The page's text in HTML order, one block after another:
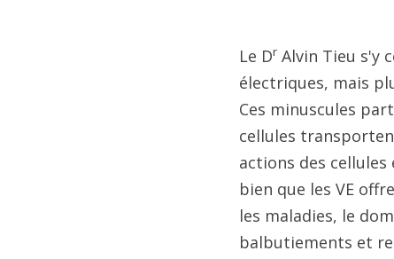
Le Dr Alvin Tieu s'y
électriques, mais
Ces minuscules
cellules
actions des
bien que les VE
les maladies, le
balbutiements et